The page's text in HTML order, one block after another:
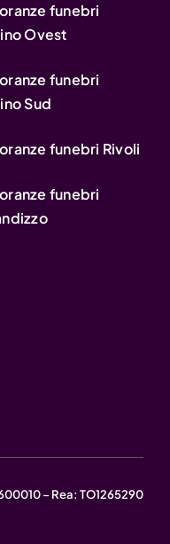
funebri
Ovest
funebri
Sud
funebri Rivoli
funebri
– Rea: TO1265290